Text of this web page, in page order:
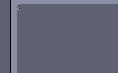
0